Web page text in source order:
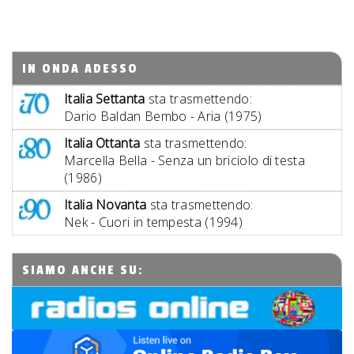
IN ONDA ADESSO
Italia Settanta sta trasmettendo:
Dario Baldan Bembo - Aria (1975)
Italia Ottanta sta trasmettendo:
Marcella Bella - Senza un briciolo di testa
(1986)
Italia Novanta sta trasmettendo:
Nek - Cuori in tempesta (1994)
SIAMO ANCHE SU: